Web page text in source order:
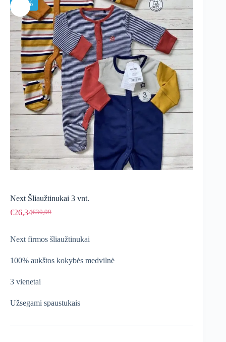
-15%
Next Šliaužtinukai 3 vnt.
€30,99
Original
€30,99.
€26,34Current
€26,34.
Next firmos šliaužtinukai
100% aukštos kokybės medvilnė
3 vienetai
Užsegami spaustukais